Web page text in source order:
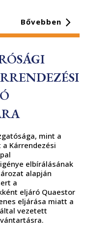
Bővebben
mint a
Kárrendezési
elbírálásának
alapján
a
eljáró Quaestor
eljárása miatt a
vezetett